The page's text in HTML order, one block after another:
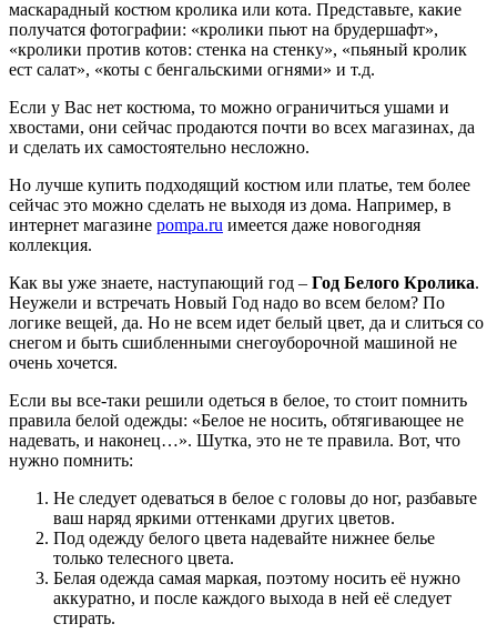
маскарадный костюм кролика или кота. Представьте, какие
получатся фотографии: «кролики пьют на брудершафт»,
«кролики против котов: стенка на стенку», «пьяный кролик
ест салат», «коты с бенгальскими огнями» и т.д.
Если у Вас нет костюма, то можно ограничиться ушами и
хвостами, они сейчас продаются почти во всех магазинах, да
и сделать их самостоятельно несложно.
Но лучше купить подходящий костюм или платье, тем более
сейчас это можно сделать не выходя из дома. Например, в
интернет магазине pompa.ru имеется даже новогодняя
коллекция.
Как вы уже знаете, наступающий год – Год Белого Кролика.
Неужели и встречать Новый Год надо во всем белом? По
логике вещей, да. Но не всем идет белый цвет, да и слиться со
снегом и быть сшибленными снегоуборочной машиной не
очень хочется.
Если вы все-таки решили одеться в белое, то стоит помнить
правила белой одежды: «Белое не носить, обтягивающее не
надевать, и наконец…». Шутка, это не те правила. Вот, что
нужно помнить:
Не следует одеваться в белое с головы до ног, разбавьте
ваш наряд яркими оттенками других цветов.
Под одежду белого цвета надевайте нижнее белье
только телесного цвета.
Белая одежда самая маркая, поэтому носить её нужно
аккуратно, и после каждого выхода в ней её следует
стирать.